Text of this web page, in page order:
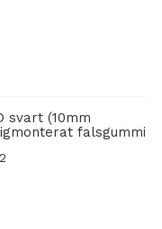
svart (10mm
falsgummi